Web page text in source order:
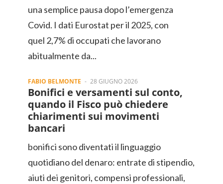
una semplice pausa dopo l’emergenza
Covid. I dati Eurostat per il 2025, con
quel 2,7% di occupati che lavorano
abitualmente da...
FABIO BELMONTE - 28 GIUGNO 2026
Bonifici e versamenti sul conto,
quando il Fisco può chiedere
chiarimenti sui movimenti
bancari
bonifici sono diventati il linguaggio
quotidiano del denaro: entrate di stipendio,
aiuti dei genitori, compensi professionali,